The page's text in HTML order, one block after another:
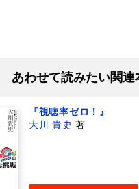
あわせて読みたい関連
『視聴率ゼロ！』
大川 貴史 著